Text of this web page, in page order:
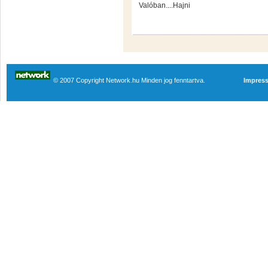
Valóban....Hajni
© 2007 Copyright Network.hu Minden jog fenntartva.